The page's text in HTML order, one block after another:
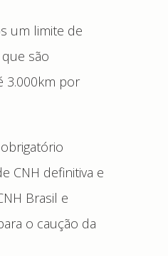
um limite de
são
3.000km por
CNH definitiva e
Brasil e
o caução da